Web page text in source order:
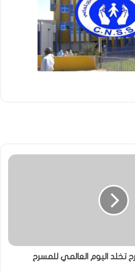
تخلد اليوم العالمي للمسرح